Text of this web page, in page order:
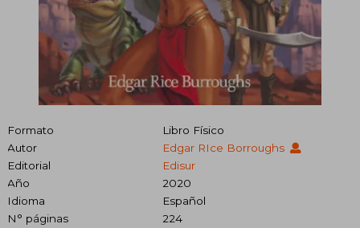
Formato
Libro Físico
Autor
Edgar RIce Borroughs
Editorial
Edisur
Año
2020
Idioma
Español
N° páginas
224